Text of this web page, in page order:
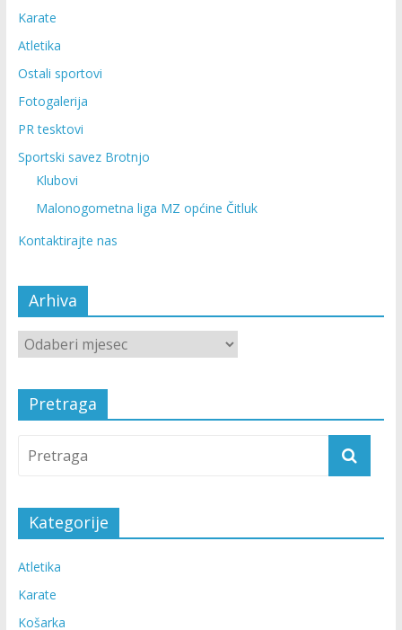
Karate
Atletika
Ostali sportovi
Fotogalerija
PR tesktovi
Sportski savez Brotnjo
Klubovi
Malonogometna liga MZ općine Čitluk
Kontaktirajte nas
Arhiva
Pretraga
Kategorije
Atletika
Karate
Košarka